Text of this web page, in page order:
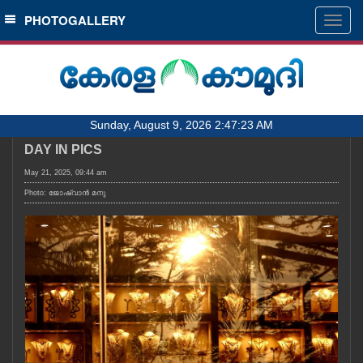
SECTIONS
HOME
NOTIFIED NEWS
KERALA
LOCAL
OBITUARY
NEWS 360
PHOTOGALLERY
Sunday, August 9, 2026 2:47:23 AM
DAY IN PICS
May 21, 2025, 09:44 am
Photo: ജോഷ്‌വാൻ മനു